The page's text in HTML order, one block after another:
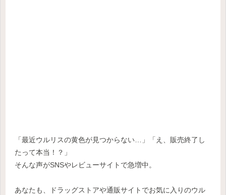
「最近ウルリスの黄色が見つからない…」「え、販売終了し
たって本当！？」
そんな声がSNSやレビューサイトで急増中。
あなたも、ドラッグストアや通販サイトでお気に入りのウル